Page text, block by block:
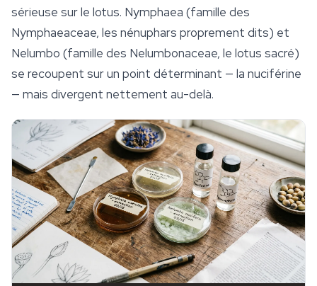
sérieuse sur le lotus. Nymphaea (famille des
Nymphaeaceae, les nénuphars proprement dits) et
Nelumbo (famille des Nelumbonaceae, le lotus sacré)
se recoupent sur un point déterminant — la nuciférine
— mais divergent nettement au-delà.